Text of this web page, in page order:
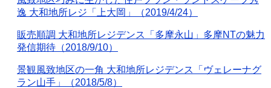
逸 大和地所レジ「上大岡」（2019/4/24）
販売順調 大和地所レジデンス「多摩永山」多摩NTの魅力
発信期待（2018/9/10）
景観風致地区の一角 大和地所レジデンス「ヴェレーナグ
ラン山手」（2018/5/8）